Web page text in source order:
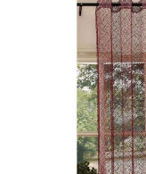
Готово